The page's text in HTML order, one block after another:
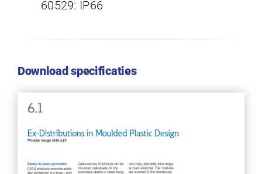
60529: IP66
Download specificaties